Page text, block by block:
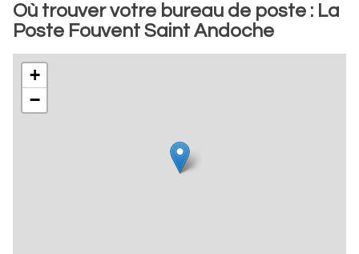
Où trouver votre bureau de poste : La
Poste Fouvent Saint Andoche
+
−